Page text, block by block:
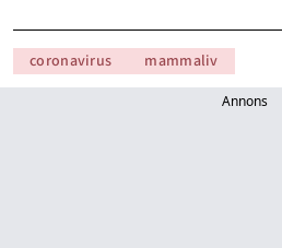
coronavirus mammaliv
Annons